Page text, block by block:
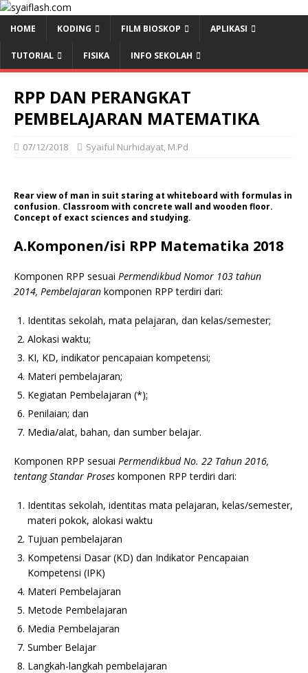
HOME KODING FILM BIOSKOP APLIKASI
TUTORIAL FISIKA INFO SEKOLAH
RPP DAN PERANGKAT
PEMBELAJARAN MATEMATIKA
07/12/2018 Syaiful Nurhidayat, M.Pd
Rear view of man in suit staring at whiteboard with formulas in
confusion. Classroom with concrete wall and wooden floor.
Concept of exact sciences and studying.
A.Komponen/isi RPP Matematika 2018
Komponen RPP sesuai Permendikbud Nomor 103 tahun
2014, Pembelajaran komponen RPP terdiri dari:
Identitas sekolah, mata pelajaran, dan kelas/semester;
Alokasi waktu;
KI, KD, indikator pencapaian kompetensi;
Materi pembelajaran;
Kegiatan Pembelajaran (*);
Penilaian; dan
Media/alat, bahan, dan sumber belajar.
Komponen RPP sesuai Permendikbud No. 22 Tahun 2016,
tentang Standar Proses komponen RPP terdiri dari:
Identitas sekolah, identitas mata pelajaran, kelas/semester,
materi pokok, alokasi waktu
Tujuan pembelajaran
Kompetensi Dasar (KD) dan Indikator Pencapaian
Kompetensi (IPK)
Materi Pembelajaran
Metode Pembelajaran
Media Pembelajaran
Sumber Belajar
Langkah-langkah pembelajaran